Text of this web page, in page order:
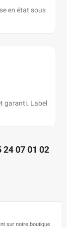
en état sous
garanti. Label
24 07 01 02
sur notre boutique